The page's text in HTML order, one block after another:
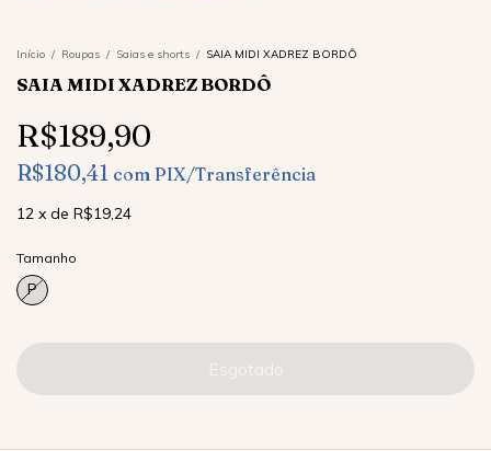
Início / Roupas / Saias e shorts / SAIA MIDI XADREZ BORDÔ
SAIA MIDI XADREZ BORDÔ
R$189,90
R$180,41 com PIX/Transferência
12 x de R$19,24
Tamanho
P